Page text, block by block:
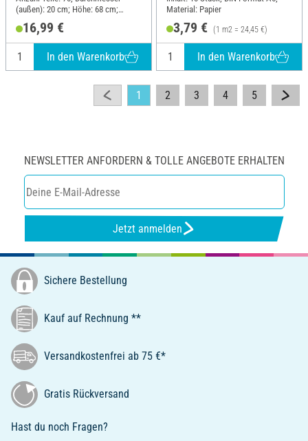
(außen): 20 cm; Höhe: 68 cm;
16,99 €
In den Warenkorb
Material: Papier
3,79 € (1 m2 = 24,45 €)
In den Warenkorb
1 2 3 4 5
NEWSLETTER ANFORDERN & TOLLE ANGEBOTE ERHALTEN
Jetzt anmelden
Sichere Bestellung
Kauf auf Rechnung **
Versandkostenfrei ab 75 €*
Gratis Rückversand
Hast du noch Fragen?